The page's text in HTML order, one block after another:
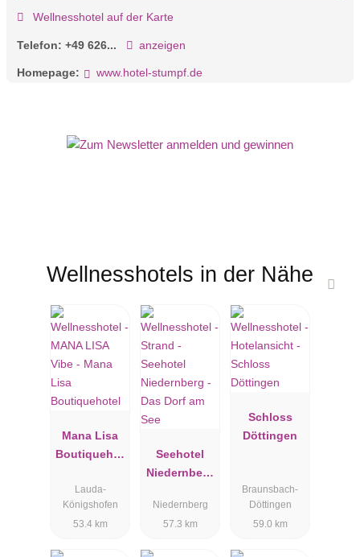
Wellnesshotel auf der Karte
Telefon: +49 626... anzeigen
Homepage: www.hotel-stumpf.de
Wellnesshotels in der Nähe
Mana Lisa
Boutiquehot
Lauda-
Königshofen
53.4 km
Seehotel
Niedernberg
am See
Niedernberg
57.3 km
Schloss
Döttingen
Braunsbach-
Döttingen
59.0 km